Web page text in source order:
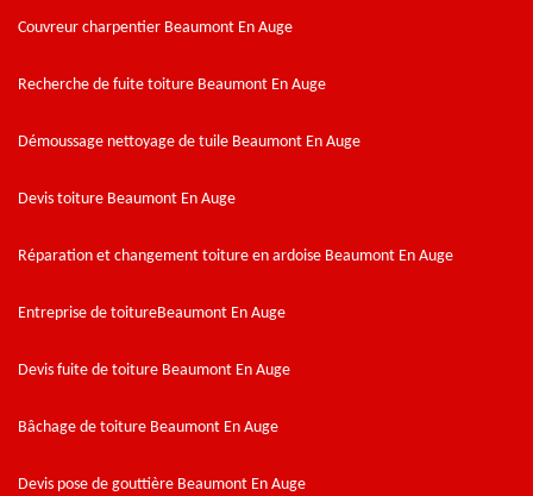
Couvreur charpentier Beaumont En Auge
Recherche de fuite toiture Beaumont En Auge
Démoussage nettoyage de tuile Beaumont En Auge
Devis toiture Beaumont En Auge
Réparation et changement toiture en ardoise Beaumont En Auge
Entreprise de toitureBeaumont En Auge
Devis fuite de toiture Beaumont En Auge
Bâchage de toiture Beaumont En Auge
Devis pose de gouttière Beaumont En Auge